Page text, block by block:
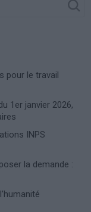
pour le travail
1er janvier 2026,
INPS
la demande :